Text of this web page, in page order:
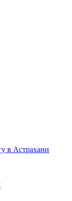
в Астрахани